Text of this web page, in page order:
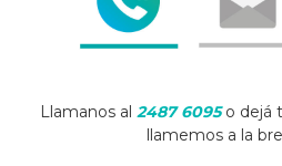
Llamanos al 2487 6095o dejá
llamemos a la